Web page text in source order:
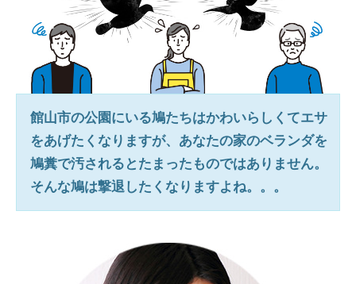
館山市の公園にいる鳩たちはかわいらしくてエサ
をあげたくなりますが、あなたの家のベランダを
鳩糞で汚されるとたまったものではありません。
そんな鳩は撃退したくなりますよね。。。